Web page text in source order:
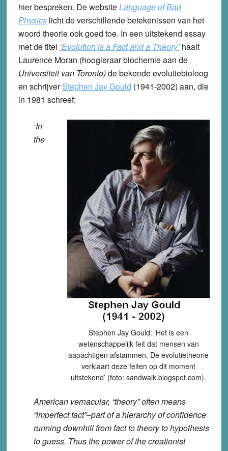
hier bespreken. De websiteLanguage of Bad
Physicslicht de verschillende betekenissen van het
woord theorie ook goed toe. In een uitstekend essay
met de titel ‘Evolution is a Fact and a Theory’haalt
Laurence Moran (hoogleraar biochemie aan de
Universiteit van Toronto)de bekende evolutiebioloog
en schrijverStephen Jay Gould (1941-2002) aan, die
in 1981 schreef:
Stephen Jay Gould: ‘Het is een
wetenschappelijk feit dat mensen van
aapachtigen afstammen. De evolutietheorie
verklaart deze feiten op dit moment
uitstekend’ (foto: sandwalk.blogspot.com).
‘In
the
American vernacular, “theory” often means
“imperfect fact”–part of a hierarchy of confidence
running downhill from fact to theory to hypothesis
to guess. Thus the power of the creationist